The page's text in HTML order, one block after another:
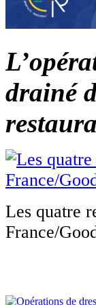
drainé
Les quatre
France/